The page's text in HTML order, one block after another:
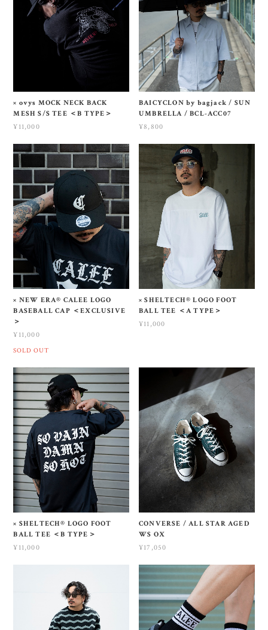
× ovys MOCK NECK BACK
MESH S/S TEE ＜B TYPE＞
¥11,000
BAICYCLON by bagjack / SUN
UMBRELLA / BCL-ACC07
¥8,800
× NEW ERA®︎ CALEE LOGO
BASEBALL CAP ＜EXCLUSIVE
＞
¥11,000
SOLD OUT
× SHELTECH®︎ LOGO FOOT
BALL TEE ＜A TYPE＞
¥11,000
× SHELTECH®︎ LOGO FOOT
BALL TEE ＜B TYPE＞
¥11,000
CONVERSE / ALL STAR AGED
WS OX
¥17,050